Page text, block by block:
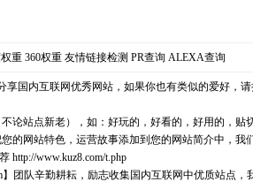
重 360权重 友情链接检测 PR查询 ALEXA查询
享国内互联网优秀网站，如果你也有类似的爱好，
论站点新老），如：好玩的，好看的，好用的，贴
的网站特色，运营故事添加到您的网站简介中，我
http://www.kuz8.com/t.php
】团队辛勤耕耘，励志收集国内互联网中优质站点